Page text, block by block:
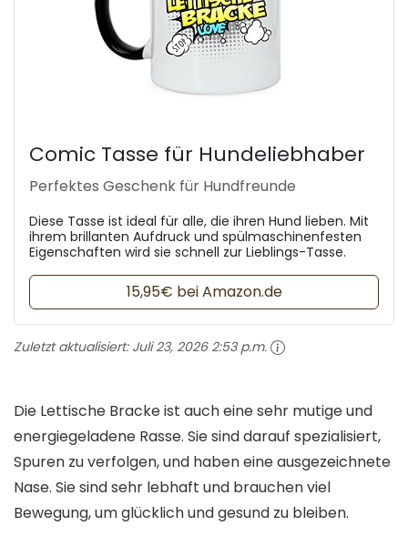
Comic Tasse für Hundeliebhaber
Perfektes Geschenk für Hundfreunde
Diese Tasse ist ideal für alle, die ihren Hund lieben. Mit
ihrem brillanten Aufdruck und spülmaschinenfesten
Eigenschaften wird sie schnell zur Lieblings-Tasse.
15,95€ bei Amazon.de
Zuletzt aktualisiert: Juli 23, 2026 2:53 p.m.
Die Lettische Bracke ist auch eine sehr mutige und
energiegeladene Rasse. Sie sind darauf spezialisiert,
Spuren zu verfolgen, und haben eine ausgezeichnete
Nase. Sie sind sehr lebhaft und brauchen viel
Bewegung, um glücklich und gesund zu bleiben.